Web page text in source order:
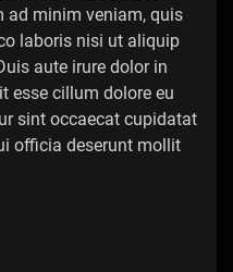
ad minim veniam, quis
laboris nisi ut aliquip
aute irure dolor in
esse cillum dolore eu
sint occaecat cupidatat
officia deserunt mollit